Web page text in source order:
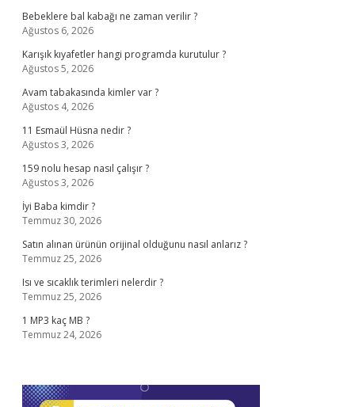
Bebeklere bal kabağı ne zaman verilir ?
Ağustos 6, 2026
Karışık kıyafetler hangi programda kurutulur ?
Ağustos 5, 2026
Avam tabakasında kimler var ?
Ağustos 4, 2026
11 Esmaül Hüsna nedir ?
Ağustos 3, 2026
159 nolu hesap nasıl çalışır ?
Ağustos 3, 2026
İyi Baba kimdir ?
Temmuz 30, 2026
Satın alınan ürünün orijinal olduğunu nasıl anlarız ?
Temmuz 25, 2026
Isı ve sıcaklık terimleri nelerdir ?
Temmuz 25, 2026
1 MP3 kaç MB ?
Temmuz 24, 2026